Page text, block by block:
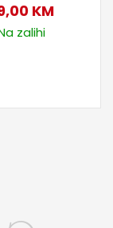
KM
zalihi